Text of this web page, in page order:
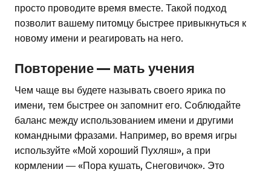
просто проводите время вместе. Такой подход
позволит вашему питомцу быстрее привыкнуться к
новому имени и реагировать на него.
Повторение — мать учения
Чем чаще вы будете называть своего ярика по
имени, тем быстрее он запомнит его. Соблюдайте
баланс между использованием имени и другими
командными фразами. Например, во время игры
используйте «Мой хороший Пухляш», а при
кормлении — «Пора кушать, Снеговичок». Это